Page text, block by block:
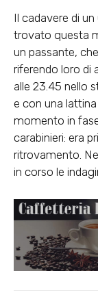
Il cadavere di
trovato questa
un passante,
riferendo loro di
alle 23.45 nello
e con una
momento in
carabinieri: era
ritrovamento.
in corso le